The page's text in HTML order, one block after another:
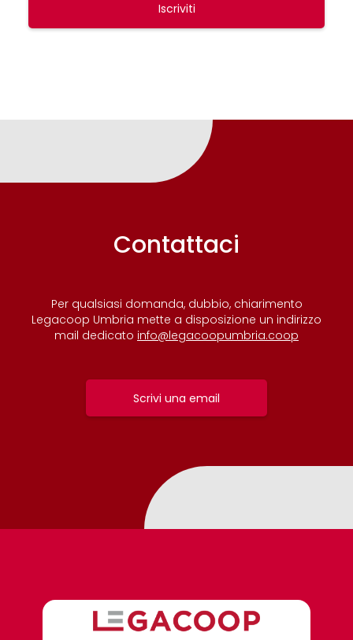
Iscriviti
Contattaci
Per qualsiasi domanda, dubbio, chiarimento
Legacoop Umbria mette a disposizione un indirizzo
mail dedicato info@legacoopumbria.coop
Scrivi una email